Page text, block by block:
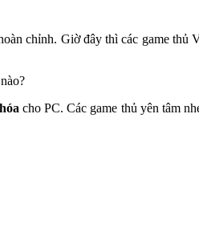
chỉnh. Giờ đây thì các game thủ
cho PC. Các game thủ yên tâm